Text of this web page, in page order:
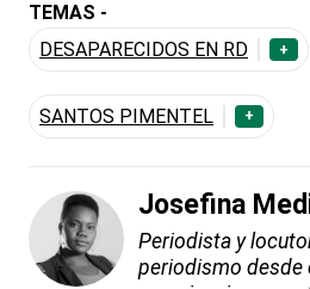
TEMAS -
DESAPARECIDOS EN RD
+
SANTOS PIMENTEL +
Josefina
Periodista y
periodismo desde